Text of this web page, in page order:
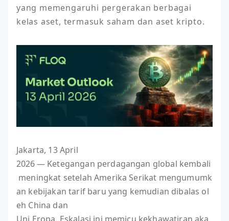
yang memengaruhi pergerakan berbagai
kelas aset, termasuk saham dan aset kripto.
Jakarta, 13 April
2026 — Ketegangan perdagangan global kembali
meningkat setelah Amerika Serikat mengumumk
an kebijakan tarif baru yang kemudian dibalas ol
eh China dan